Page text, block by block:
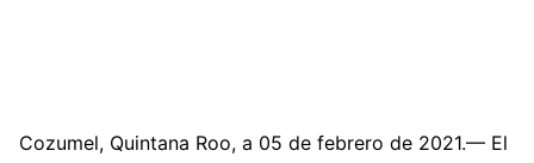
Cozumel, Quintana Roo, a 05 de febrero de 2021.— El